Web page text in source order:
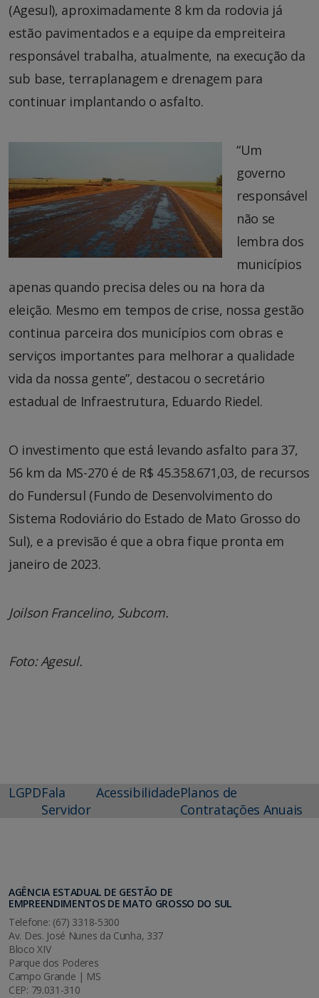
(Agesul), aproximadamente 8 km da rodovia já
estão pavimentados e a equipe da empreiteira
responsável trabalha, atualmente, na execução da
sub base, terraplanagem e drenagem para
continuar implantando o asfalto.
“Um
governo
responsável
não se
lembra dos
municípios
apenas quando precisa deles ou na hora da
eleição. Mesmo em tempos de crise, nossa gestão
continua parceira dos municípios com obras e
serviços importantes para melhorar a qualidade
vida da nossa gente”, destacou o secretário
estadual de Infraestrutura, Eduardo Riedel.
O investimento que está levando asfalto para 37,
56 km da MS-270 é de R$ 45.358.671,03, de recursos
do Fundersul (Fundo de Desenvolvimento do
Sistema Rodoviário do Estado de Mato Grosso do
Sul), e a previsão é que a obra fique pronta em
janeiro de 2023.
Joilson Francelino, Subcom.
Foto: Agesul.
LGPDFala
Servidor
AcessibilidadePlanos de
Contratações Anuais
AGÊNCIA ESTADUAL DE GESTÃO DE
EMPREENDIMENTOS DE MATO GROSSO DO SUL
Telefone: (67) 3318-5300
Av. Des. José Nunes da Cunha, 337
Bloco XIV
Parque dos Poderes
Campo Grande | MS
CEP: 79.031-310